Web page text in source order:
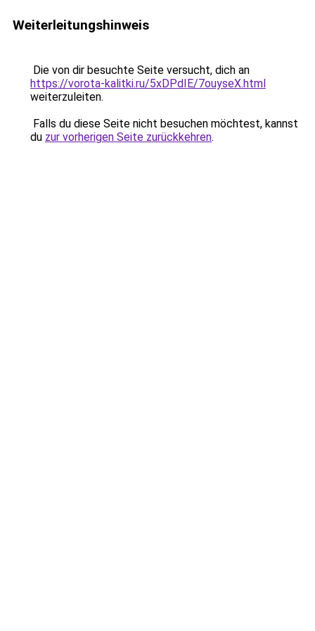
Weiterleitungshinweis
Die von dir besuchte Seite versucht, dich an
https://vorota-kalitki.ru/5xDPdIE/7ouyseX.html
weiterzuleiten.
Falls du diese Seite nicht besuchen möchtest, kannst
du zur vorherigen Seite zurückkehren.